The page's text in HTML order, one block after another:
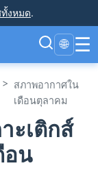
งหมด.
🌐 ☰
> สภาพอากาศใน
เดือนตุลาคม
ะเติกส์
อน